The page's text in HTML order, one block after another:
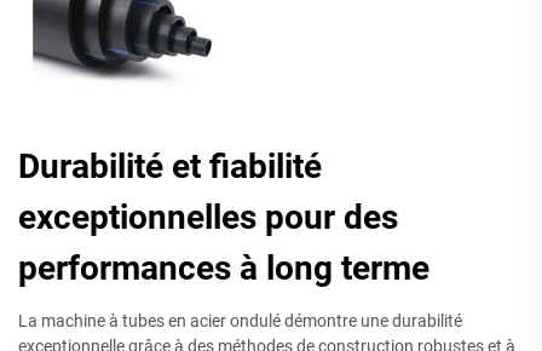
Durabilité et fiabilité
exceptionnelles pour des
performances à long terme
La machine à tubes en acier ondulé démontre une durabilité
exceptionnelle grâce à des méthodes de construction robustes et à